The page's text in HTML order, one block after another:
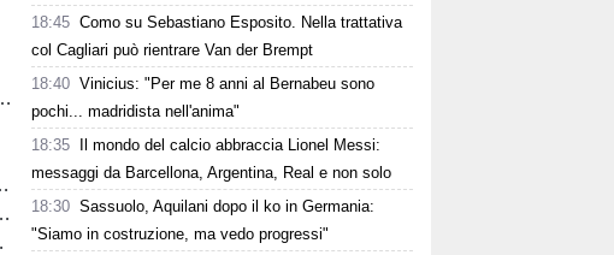
18:45 Como su Sebastiano Esposito. Nella trattativa
col Cagliari può rientrare Van der Brempt
18:40 Vinicius: "Per me 8 anni al Bernabeu sono
pochi... madridista nell'anima"
18:35
Il mondo del calcio abbraccia Lionel Messi:
messaggi da Barcellona, Argentina, Real e non solo
18:30 Sassuolo, Aquilani dopo il ko in Germania:
"Siamo in costruzione, ma vedo progressi"